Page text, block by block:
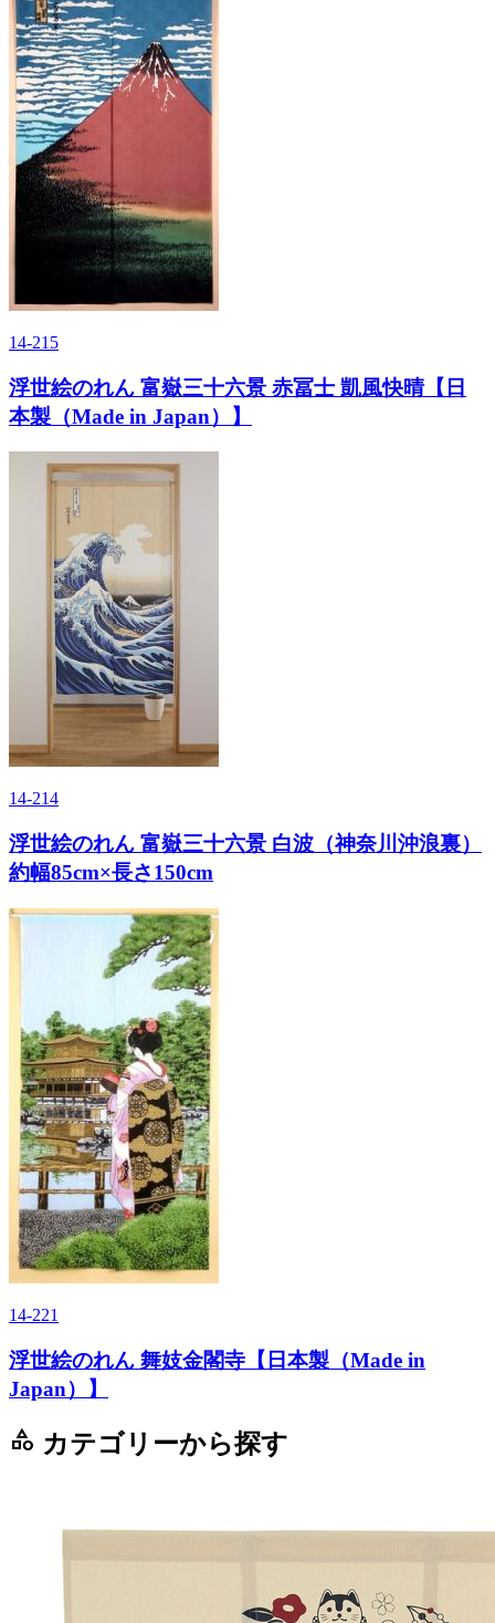
14-215
浮世絵のれん 富嶽三十六景 赤冨士 凱風快晴【日
本製（Made in Japan）】
14-214
浮世絵のれん 富嶽三十六景 白波（神奈川沖浪裏）
約幅85cm×長さ150cm
14-221
浮世絵のれん 舞妓金閣寺【日本製（Made in
Japan）】
category カテゴリーから探す